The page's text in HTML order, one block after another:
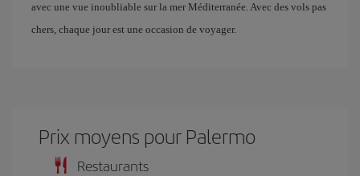
avec une vue inoubliable sur la mer Méditerranée. Avec des vols pas
chers, chaque jour est une occasion de voyager.
Prix ​​moyens pour Palermo
Restaurants